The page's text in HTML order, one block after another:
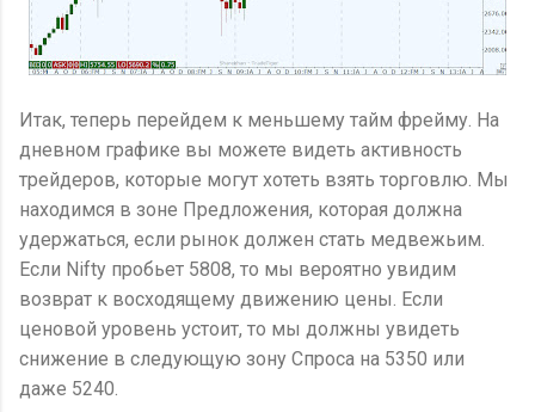
Итак, теперь перейдем к меньшему тайм фрейму. На
дневном графике вы можете видеть активность
трейдеров, которые могут хотеть взять торговлю. Мы
находимся в зоне Предложения, которая должна
удержаться, если рынок должен стать медвежьим.
Если Nifty пробьет 5808, то мы вероятно увидим
возврат к восходящему движению цены. Если
ценовой уровень устоит, то мы должны увидеть
снижение в следующую зону Спроса на 5350 или
даже 5240.